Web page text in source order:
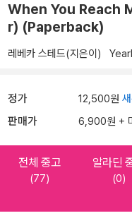
When You Reach
r) (Paperback)
레베카 스테드(지은이)
정가 12,500원
판매가 6,900원 +
전체 중고
(77)
알라딘
(0)